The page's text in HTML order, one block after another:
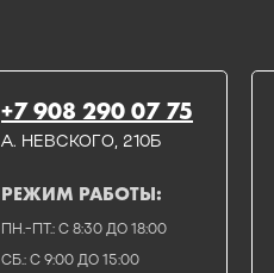
СБ.: С 9:00 ДО 15:00
ПН.-ПТ.: С 8:30 ДО 18:00
А. НЕВСКОГО, 210Б
РЕЖИМ РАБОТЫ:
+7 908 290 07 75